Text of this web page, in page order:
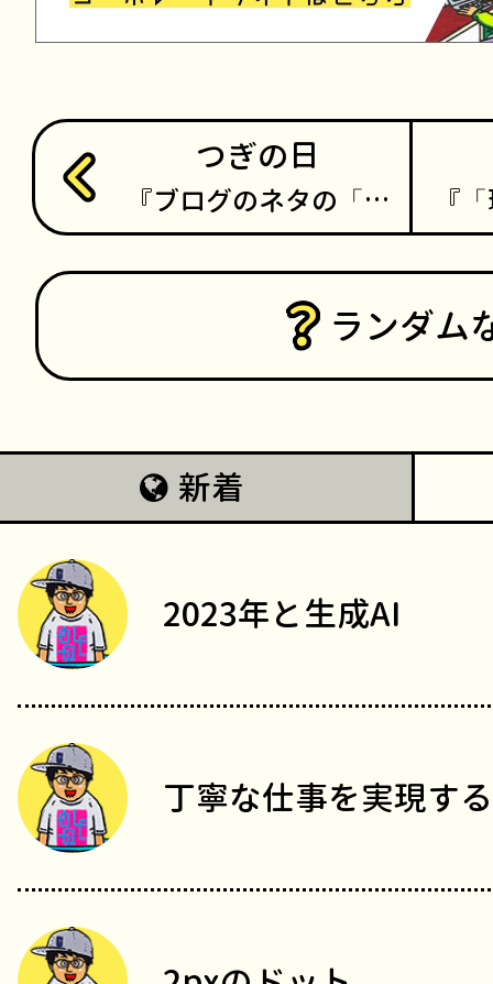
つぎの日
ブログのネタの「…
ランダム
新着
2023年と生成AI
丁寧な仕事を実現す